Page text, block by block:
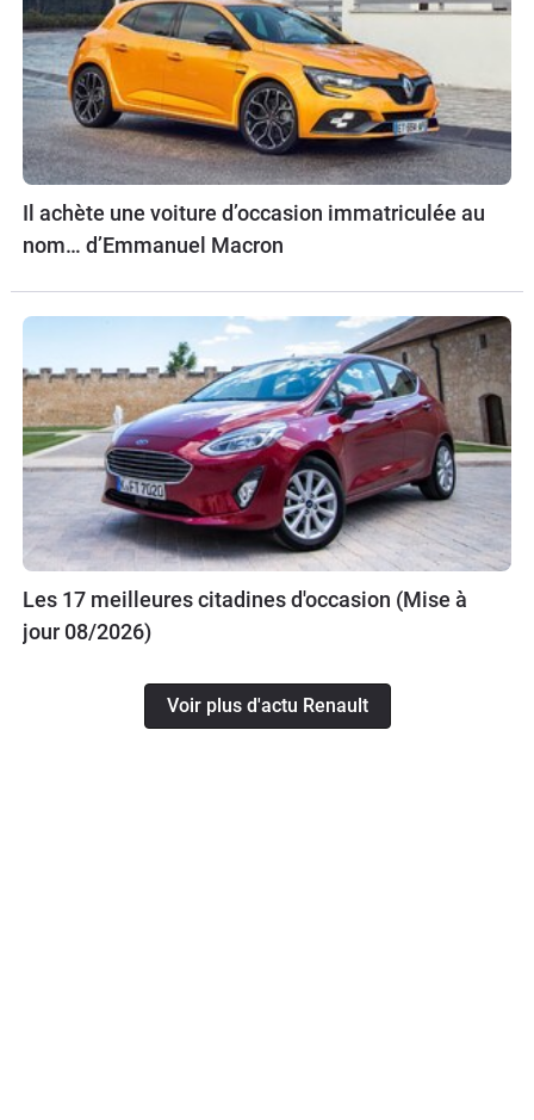
Il achète une voiture d’occasion immatriculée au
nom… d’Emmanuel Macron
Les 17 meilleures citadines d'occasion (Mise à
jour 08/2026)
Voir plus d'actu Renault